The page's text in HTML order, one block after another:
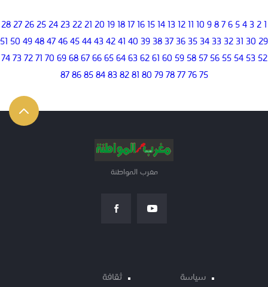
1
2
3
4
5
6
7
8
9
10
11
12
13
14
15
16
17
18
19
20
21
22
23
24
25
26
27
28
29
30
31
32
33
34
35
36
37
38
39
40
41
42
43
44
45
46
47
48
49
50
51
52
53
54
55
56
57
58
59
60
61
62
63
64
65
66
67
68
69
70
71
72
73
74
75
76
77
78
79
80
81
82
83
84
85
86
87
مغرب المواطنة
سياسة ثقافة